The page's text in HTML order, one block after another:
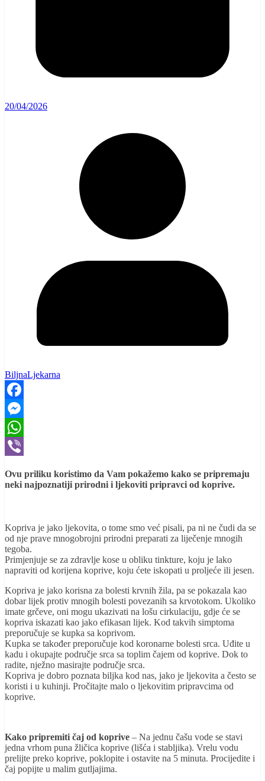
20/04/2026
BiljnaLjekarna
Facebook
Messenger
WhatsApp
Ovu priliku koristimo da Vam pokažemo kako se pripremaju
neki najpoznatiji prirodni i ljekoviti pripravci od koprive.
Kopriva je jako ljekovita, o tome smo već pisali, pa ni ne čudi da se
od nje prave mnogobrojni prirodni preparati za liječenje mnogih
tegoba.
Primjenjuje se za zdravlje kose u obliku tinkture, koju je lako
napraviti od korijena koprive, koju ćete iskopati u proljeće ili jesen.
Kopriva je jako korisna za bolesti krvnih žila, pa se pokazala kao
dobar lijek protiv mnogih bolesti povezanih sa krvotokom. Ukoliko
imate grčeve, oni mogu ukazivati na lošu cirkulaciju, gdje će se
kopriva iskazati kao jako efikasan lijek. Kod takvih simptoma
preporučuje se kupka sa koprivom.
Kupka se također preporučuje kod koronarne bolesti srca. Uđite u
kadu i okupajte područje srca sa toplim čajem od koprive. Dok to
radite, nježno masirajte područje srca.
Kopriva je dobro poznata biljka kod nas, jako je ljekovita a često se
koristi i u kuhinji. Pročitajte malo o ljekovitim pripravcima od
koprive.
Kako pripremiti čaj od koprive – Na jednu čašu vode se stavi
jedna vrhom puna žličica koprive (lišća i stabljika). Vrelu vodu
prelijte preko koprive, poklopite i ostavite na 5 minuta. Procijedite i
čaj popijte u malim gutljajima.